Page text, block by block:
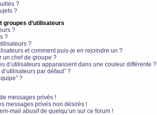
?
?
groupes d’utilisateurs
?
?
?
et comment puis-je en rejoindre un ?
un chef de groupe ?
d’utilisateurs apparaissent dans une couleur différente ?
d’utilisateurs par défaut” ?
?
messages privés !
messages privés non désirés !
mail abusif de quelqu’un sur ce forum !